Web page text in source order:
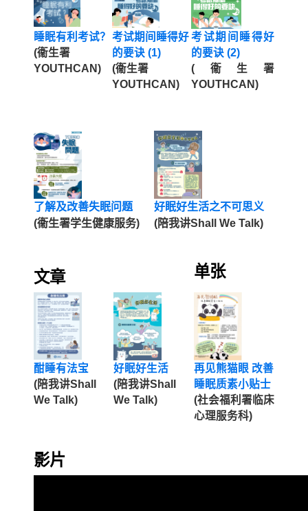
睡眠有利考试？
(衞生署
YOUTHCAN)
考试期间睡得好
的要诀 (1)
(衞生署
YOUTHCAN)
考试期间睡得好
的要诀 (2)
(衞生署
YOUTHCAN)
了解及改善失眠问题
(衞生署学生健康服务)
好眠好生活之不可思义
(陪我讲Shall We Talk)
文章 单张
酣睡有法宝
(陪我讲Shall
We Talk)
好眠好生活
(陪我讲Shall
We Talk)
再见熊猫眼 改善
睡眠质素小贴士
(社会福利署临床
心理服务科)
影片